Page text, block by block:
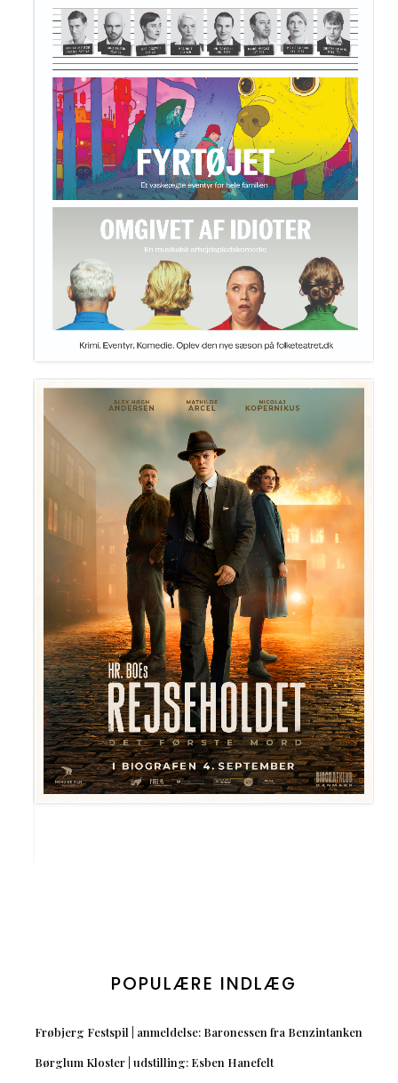
POPULÆRE INDLÆG
Frøbjerg Festspil | anmeldelse: Baronessen fra Benzintanken
Børglum Kloster | udstilling: Esben Hanefelt